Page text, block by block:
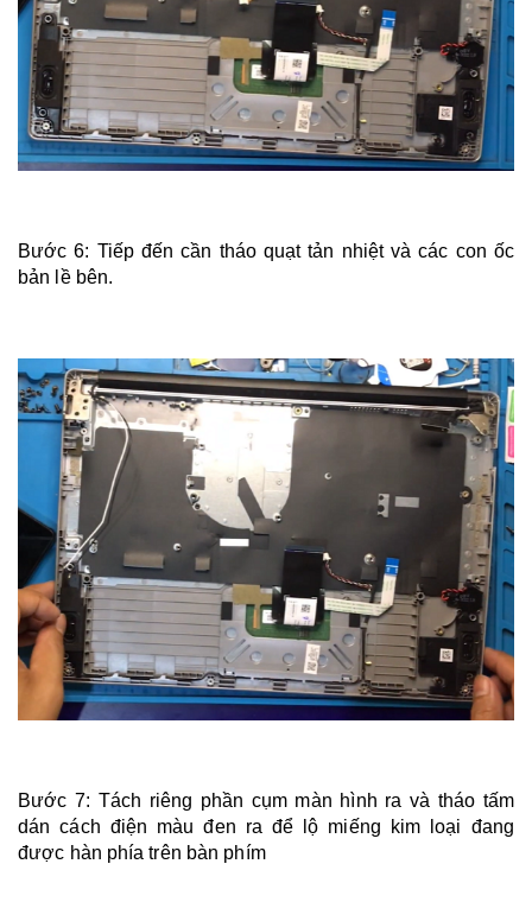
Bước 6: Tiếp đến cần tháo quạt tản nhiệt và các con ốc
bản lề bên.
Bước 7: Tách riêng phần cụm màn hình ra và tháo tấm
dán cách điện màu đen ra để lộ miếng kim loại đang
được hàn phía trên bàn phím